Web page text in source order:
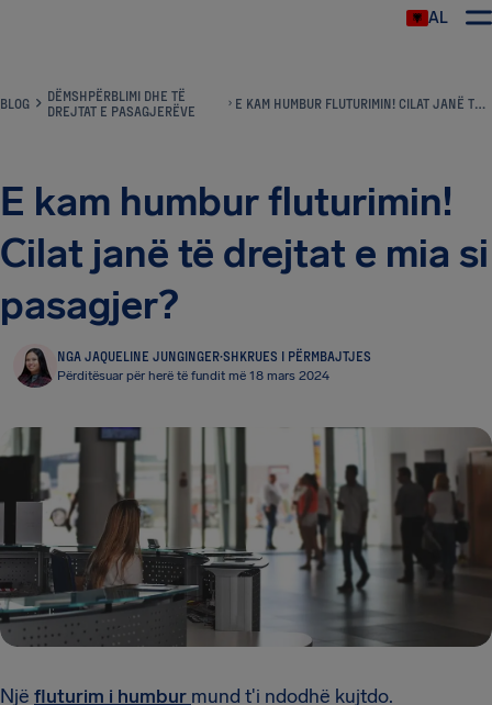
AL
BLOG
DËMSHPËRBLIMI DHE TË
DREJTAT E PASAGJERËVE
E KAM HUMBUR FLUTURIMIN! CILAT JANË TË DREJTAT E MIA SI PASAGJER?
E kam humbur fluturimin!
Cilat janë të drejtat e mia si
pasagjer?
NGA JAQUELINE JUNGINGER·SHKRUES I PËRMBAJTJES
Përditësuar për herë të fundit më 18 mars 2024
Një fluturim i humbur mund t'i ndodhë kujtdo.